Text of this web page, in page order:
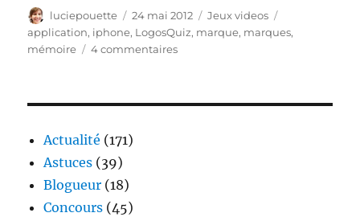
Auteur
luciepouette
Publié
le
24 mai 2012 Catégories
Jeux videos
application, iphone, LogosQuiz, marque, marques,
mémoire
4 commentairessur
Actualité (171)
Astuces (39)
Blogueur (18)
Concours (45)